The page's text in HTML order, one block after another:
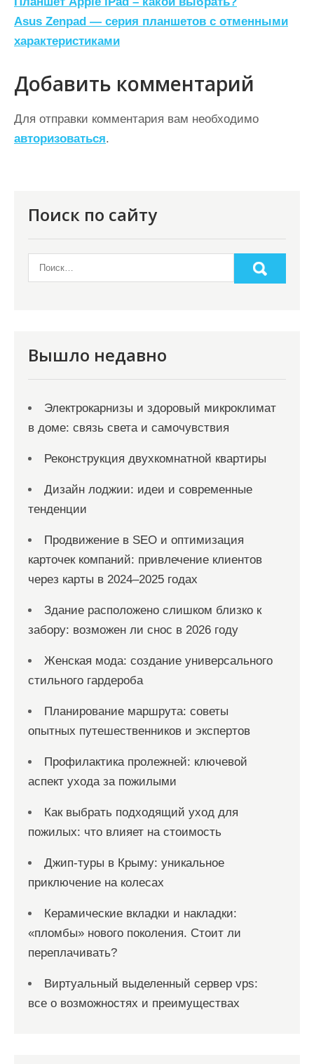
а
в
и
г
а
ц
Asus Zenpad — серия планшетов с отменными
характеристиками
Добавить комментарий
Для отправки комментария вам необходимо
авторизоваться.
Поиск по сайту
Вышло недавно
Электрокарнизы и здоровый микроклимат
в доме: связь света и самочувствия
Реконструкция двухкомнатной квартиры
Дизайн лоджии: идеи и современные
тенденции
Продвижение в SEO и оптимизация
карточек компаний: привлечение клиентов
через карты в 2024–2025 годах
Здание расположено слишком близко к
забору: возможен ли снос в 2026 году
Женская мода: создание универсального
стильного гардероба
Планирование маршрута: советы
опытных путешественников и экспертов
Профилактика пролежней: ключевой
аспект ухода за пожилыми
Как выбрать подходящий уход для
пожилых: что влияет на стоимость
Джип-туры в Крыму: уникальное
приключение на колесах
Керамические вкладки и накладки:
«пломбы» нового поколения. Стоит ли
переплачивать?
Виртуальный выделенный сервер vps:
все о возможностях и преимуществах